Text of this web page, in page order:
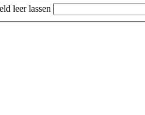
leer lassen